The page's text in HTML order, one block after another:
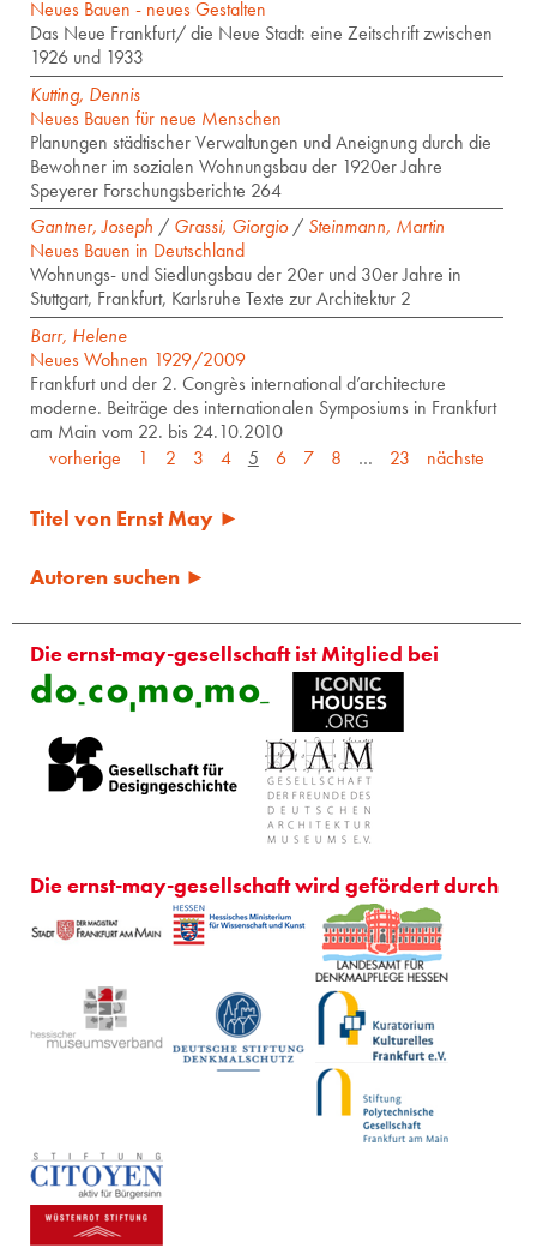
Neues Bauen - neues Gestalten
Das Neue Frankfurt/ die Neue Stadt: eine Zeitschrift zwischen
1926 und 1933
Kutting, Dennis
Neues Bauen für neue Menschen
Planungen städtischer Verwaltungen und Aneignung durch die
Bewohner im sozialen Wohnungsbau der 1920er Jahre
Speyerer Forschungsberichte 264
Gantner, Joseph / Grassi, Giorgio/ Steinmann, Martin
Neues Bauen in Deutschland
Wohnungs- und Siedlungsbau der 20er und 30er Jahre in
Stuttgart, Frankfurt, Karlsruhe Texte zur Architektur 2
Barr, Helene
Neues Wohnen 1929/2009
Frankfurt und der 2. Congrès international d’architecture
moderne. Beiträge des internationalen Symposiums in Frankfurt
am Main vom 22. bis 24.10.2010
vorherige
1 2 3 4 5 6 7 8 … 23 nächste
Titel von Ernst May ►
Autoren suchen ►
Die ernst-may-gesellschaft ist Mitglied bei
Die ernst-may-gesellschaft wird gefördert durch